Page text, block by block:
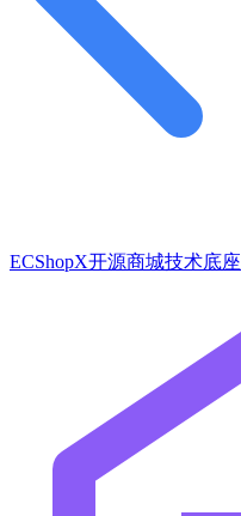
ECShopX开源商城技术底座